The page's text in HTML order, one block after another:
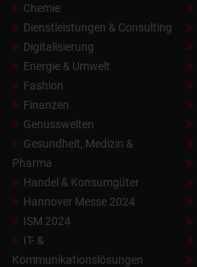
Chemie
Dienstleistungen & Consulting
Digitalisierung
Energie & Umwelt
Fashion
Finanzen
Genusswelten
Gesundheit, Medizin &
Pharma
Handel & Konsumgüter
Hannover Messe 2024
ISM 2024
IT- &
Kommunikationslösungen